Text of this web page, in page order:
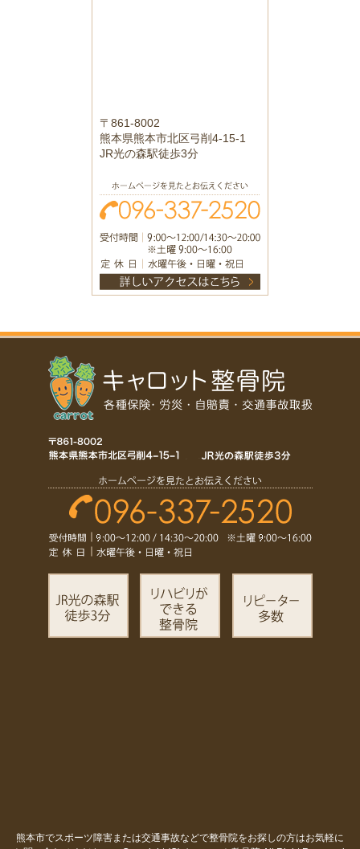
〒861-8002
熊本県熊本市北区弓削4-15-1
JR光の森駅徒歩3分
熊本市でスポーツ障害または交通事故などで整骨院をお探しの方はお気軽に